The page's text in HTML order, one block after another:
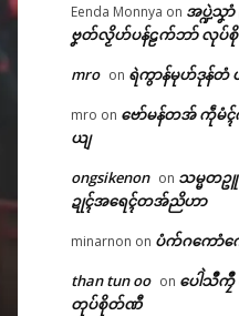
Eenda Monnya on အပ္ဍဲသၞ
ဗၞတ်လၟိဟ်ပန်ဠက်ဘာ် လုပ်စို
mro on ရဲကွာန်မုဟ်ဒုန်တံ
mro on ဗော်မန်တအ် ကဵုမံ
ယျ
ongsikenon on သမ္မတ
ဍုၚ်အရေၚ်တအ်ညိဟာ
minarnon on ပံက်ဂကောံကၠေ
than tun oo on ပေါဲသဳ
တုပ်စိုတ်ဏီ